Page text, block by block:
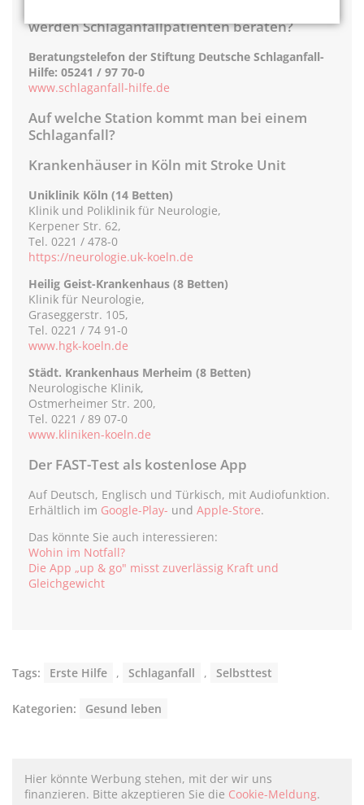
werden Schlaganfallpatienten beraten?
Beratungstelefon der Stiftung Deutsche Schlaganfall-
Hilfe: 05241 / 97 70-0
www.schlaganfall-hilfe.de
Auf welche Station kommt man bei einem
Schlaganfall?
Krankenhäuser in Köln mit Stroke Unit
Uniklinik Köln (14 Betten)
Klinik und Poliklinik für Neurologie,
Kerpener Str. 62,
Tel. 0221 / 478-0
https://neurologie.uk-koeln.de
Heilig Geist-Krankenhaus (8 Betten)
Klinik für Neurologie,
Graseggerstr. 105,
Tel. 0221 / 74 91-0
www.hgk-koeln.de
Städt. Krankenhaus Merheim (8 Betten)
Neurologische Klinik,
Ostmerheimer Str. 200,
Tel. 0221 / 89 07-0
www.kliniken-koeln.de
Der FAST-Test als kostenlose App
Auf Deutsch, Englisch und Türkisch, mit Audiofunktion.
Erhältlich im Google-Play- und Apple-Store.
Das könnte Sie auch interessieren:
Wohin im Notfall?
Die App „up & go" misst zuverlässig Kraft und
Gleichgewicht
Tags: Erste Hilfe , Schlaganfall , Selbsttest
Kategorien: Gesund leben
Hier könnte Werbung stehen, mit der wir uns
finanzieren. Bitte akzeptieren Sie die Cookie-Meldung.